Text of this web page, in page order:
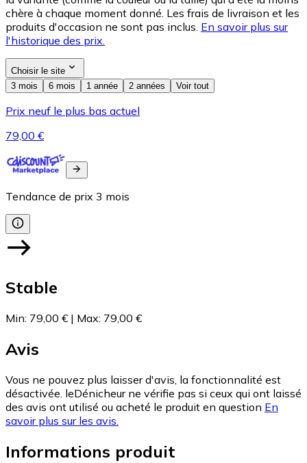
chère à chaque moment donné. Les frais de livraison et les
produits d'occasion ne sont pas inclus. En savoir plus sur
l'historique des prix.
Choisir le site
3 mois
6 mois 1 année 2 années Voir tout
Prix neuf le plus bas actuel
79,00 €
Tendance de prix 3 mois
Stable
Min: 79,00 € | Max: 79,00 €
Avis
Vous ne pouvez plus laisser d'avis, la fonctionnalité est
désactivée. leDénicheur ne vérifie pas si ceux qui ont laissé
des avis ont utilisé ou acheté le produit en question En
savoir plus sur les avis.
Informations produit